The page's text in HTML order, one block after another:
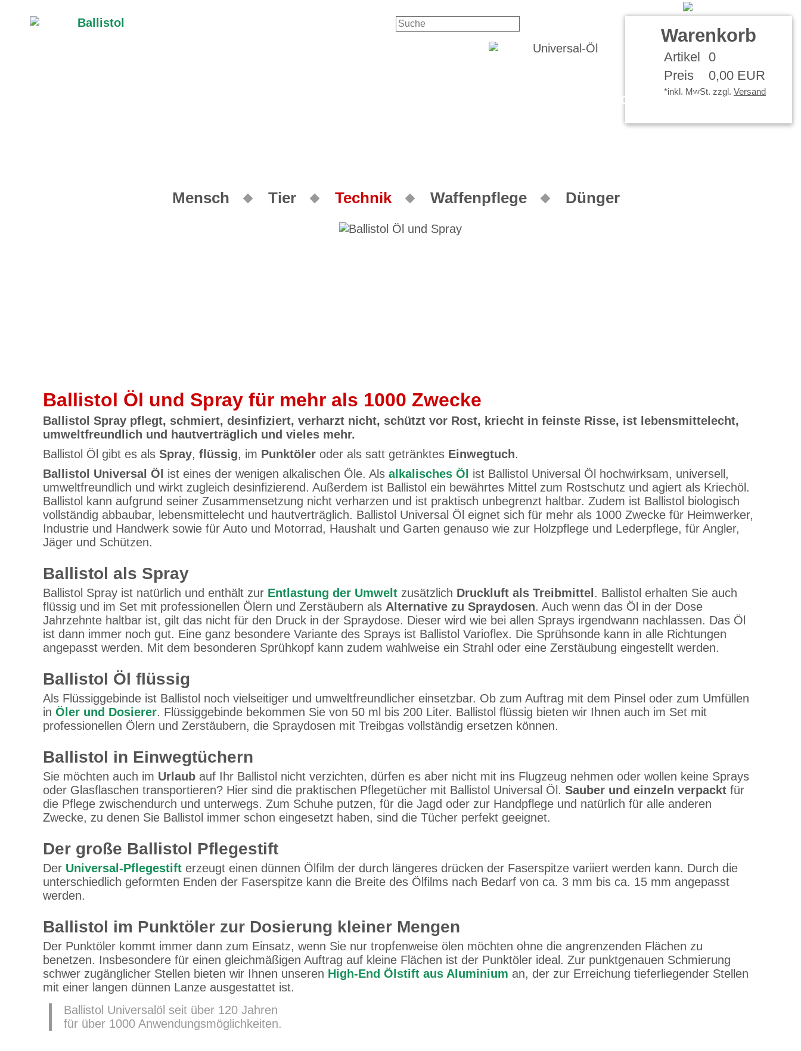
Warenkorb
Artikel
0
Preis
0,00 EUR
*inkl. MwSt. zzgl. Versand
Mensch Tier Technik Waffenpflege Dünger
Ballistol Öl und Spray
Ballistol Öl und Spray für mehr als 1000 Zwecke
Ballistol Spray pflegt, schmiert, desinfiziert, verharzt nicht, schützt vor Rost, kriecht in feinste Risse, ist lebensmittelecht,
umweltfreundlich und hautverträglich und vieles mehr.
Ballistol Öl gibt es als Spray, flüssig, im Punktöler oder als satt getränktes Einwegtuch.
Ballistol Universal Öl
ist eines der wenigen alkalischen Öle. Als alkalisches Öl
ist Ballistol Universal Öl hochwirksam, universell,
umweltfreundlich und wirkt zugleich desinfizierend. Außerdem ist Ballistol ein bewährtes Mittel zum Rostschutz und agiert als Kriechöl.
Ballistol kann aufgrund seiner Zusammensetzung nicht verharzen und ist praktisch unbegrenzt haltbar. Zudem ist Ballistol biologisch
vollständig abbaubar, lebensmittelecht und hautverträglich. Ballistol Universal Öl eignet sich für mehr als 1000 Zwecke für Heimwerker,
Industrie und Handwerk sowie für Auto und Motorrad, Haushalt und Garten genauso wie zur Holzpflege und Lederpflege, für Angler,
Jäger und Schützen.
Ballistol als Spray
Ballistol Spray ist natürlich und enthält zur Entlastung der Umwelt zusätzlich Druckluft als Treibmittel . Ballistol erhalten Sie auch
flüssig und im Set mit professionellen Ölern und Zerstäubern als Alternative zu Spraydosen. Auch wenn das Öl in der Dose
Jahrzehnte haltbar ist, gilt das nicht für den Druck in der Spraydose. Dieser wird wie bei allen Sprays irgendwann nachlassen. Das Öl
ist dann immer noch gut. Eine ganz besondere Variante des Sprays ist Ballistol Varioflex. Die Sprühsonde kann in alle Richtungen
angepasst werden. Mit dem besonderen Sprühkopf kann zudem wahlweise ein Strahl oder eine Zerstäubung eingestellt werden.
Ballistol Öl flüssig
Als Flüssiggebinde ist Ballistol noch vielseitiger und umweltfreundlicher einsetzbar. Ob zum Auftrag mit dem Pinsel oder zum Umfüllen
in Öler und Dosierer. Flüssiggebinde bekommen Sie von 50 ml bis 200 Liter. Ballistol flüssig bieten wir Ihnen auch im Set mit
professionellen Ölern und Zerstäubern, die Spraydosen mit Treibgas vollständig ersetzen können.
Ballistol in Einwegtüchern
Sie möchten auch im Urlaub auf Ihr Ballistol nicht verzichten, dürfen es aber nicht mit ins Flugzeug nehmen oder wollen keine Sprays
oder Glasflaschen transportieren? Hier sind die praktischen Pflegetücher mit Ballistol Universal Öl. Sauber und einzeln verpackt für
die Pflege zwischendurch und unterwegs. Zum Schuhe putzen, für die Jagd oder zur Handpflege und natürlich für alle anderen
Zwecke, zu denen Sie Ballistol immer schon eingesetzt haben, sind die Tücher perfekt geeignet.
Der große Ballistol Pflegestift
Der Universal-Pflegestift erzeugt einen dünnen Ölfilm der durch längeres drücken der Faserspitze variiert werden kann. Durch die
unterschiedlich geformten Enden der Faserspitze kann die Breite des Ölfilms nach Bedarf von ca. 3 mm bis ca. 15 mm angepasst
werden.
Ballistol im Punktöler zur Dosierung kleiner Mengen
Der Punktöler kommt immer dann zum Einsatz, wenn Sie nur tropfenweise ölen möchten ohne die angrenzenden Flächen zu
benetzen. Insbesondere für einen gleichmäßigen Auftrag auf kleine Flächen ist der Punktöler ideal. Zur punktgenauen Schmierung
schwer zugänglicher Stellen bieten wir Ihnen unseren High-End Ölstift aus Aluminium an, der zur Erreichung tieferliegender Stellen
mit einer langen dünnen Lanze ausgestattet ist.
Ballistol Universalöl seit über 120 Jahren
für über 1000 Anwendungsmöglichkeiten.